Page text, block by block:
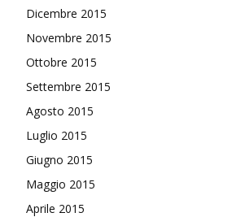
Dicembre 2015
Novembre 2015
Ottobre 2015
Settembre 2015
Agosto 2015
Luglio 2015
Giugno 2015
Maggio 2015
Aprile 2015